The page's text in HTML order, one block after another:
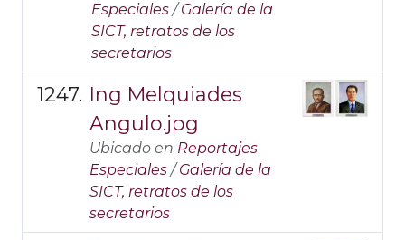
Especiales /Galería de la
SICT, retratos de los
secretarios
Ing Melquiades
Angulo.jpg
Ubicado en Reportajes
Especiales /Galería de la
SICT, retratos de los
secretarios